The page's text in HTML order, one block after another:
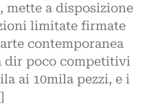
mette a disposizione
limitate firmate
contemporanea
dir poco competitivi
ai 10mila pezzi, e i